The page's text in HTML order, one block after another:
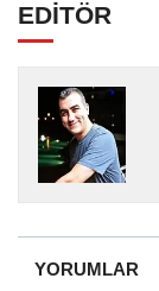
EDİTÖR
YORUMLAR